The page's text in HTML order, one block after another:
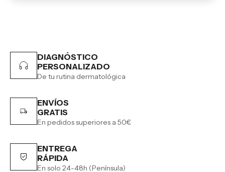
DIAGNÓSTICO
PERSONALIZADO
De tu rutina dermatológica
ENVÍOS
GRATIS
En pedidos superiores a 50€
ENTREGA
RÁPIDA
En solo 24-48h (Península)